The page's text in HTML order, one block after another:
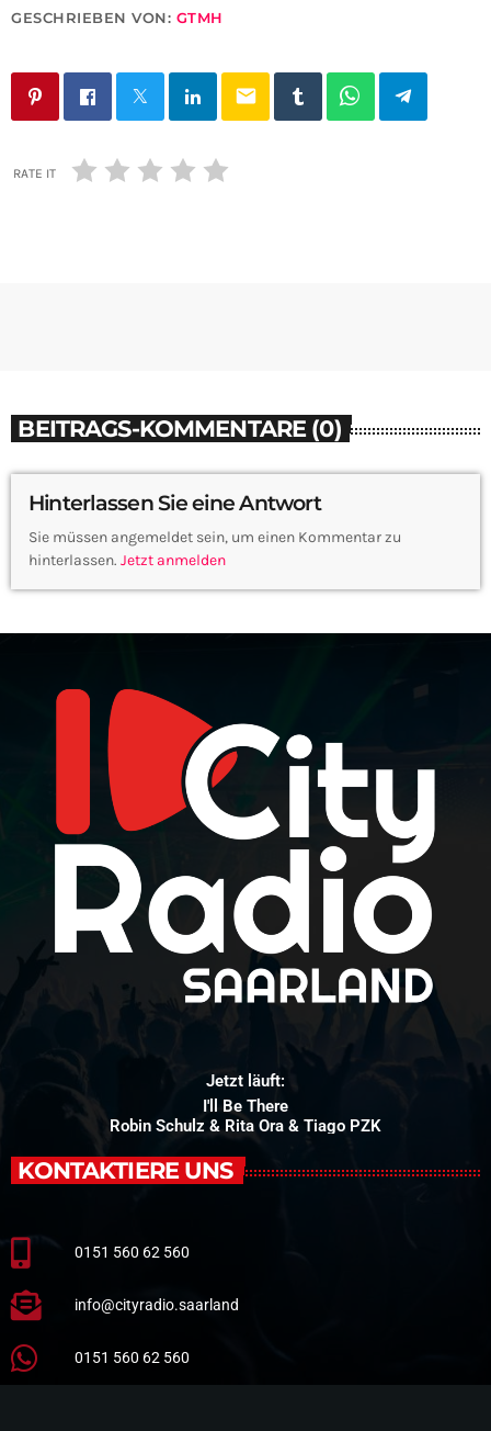
GESCHRIEBEN VON: GTMH
email
RATE IT
BEITRAGS-KOMMENTARE (0)
Hinterlassen Sie eine Antwort
Sie müssen angemeldet sein, um einen Kommentar zu
hinterlassen. Jetzt anmelden
Jetzt läuft:
I'll Be There
Robin Schulz & Rita Ora & Tiago PZK
KONTAKTIERE UNS
0151 560 62 560
info@cityradio.saarland
0151 560 62 560